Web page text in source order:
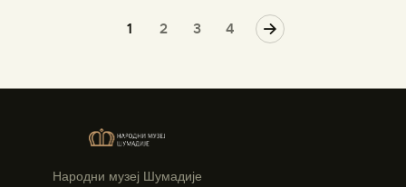
1 2 3 4
Народни музеј Шумадије